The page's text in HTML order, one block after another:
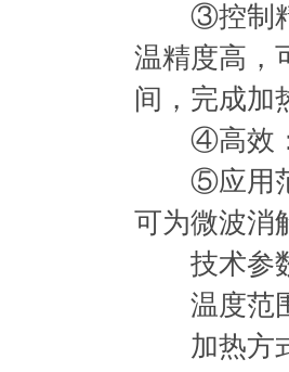
③控制精
温精度高，
间，完成加
④高效：
⑤应用范
可为微波消
技术参
温度范
加热方式: